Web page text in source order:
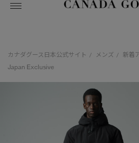
アンバサダー
スプリングコレクション
ベストセラー
FW26コレクション
ベストセラー
FW26コレクション
キッズ（2‐7歳)
ユース（6＋歳)
CANADA GOOSE
ウェアの下取り・再販を
カナダグース日本公式サイト / メンズ / 新着
Japan Exclusive